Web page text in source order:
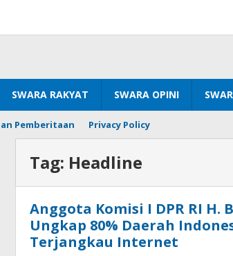
SWARA RAKYAT SWARA OPINI
Pemberitaan Privacy Policy
Tag: Headline
Anggota Komisi I DPR RI H.
Ungkap 80% Daerah
Terjangkau Internet